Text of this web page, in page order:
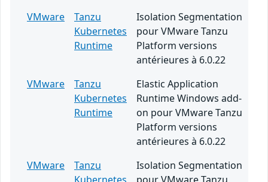
VMware
Tanzu
Kubernetes
Runtime
Isolation Segmentation
pour VMware Tanzu
Platform versions
antérieures à 6.0.22
VMware
Tanzu
Kubernetes
Runtime
Elastic Application
Runtime Windows add-
on pour VMware Tanzu
Platform versions
antérieures à 6.0.22
VMware
Tanzu
Isolation Segmentation